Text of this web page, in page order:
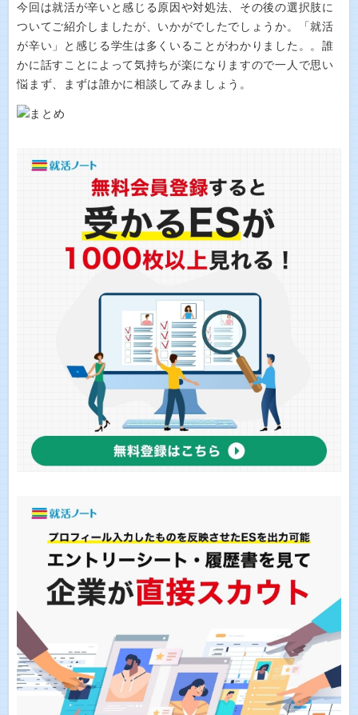
今回は就活が辛いと感じる原因や対処法、その後の選択肢に
ついてご紹介しましたが、いかがでしたでしょうか。「就活
が辛い」と感じる学生は多くいることがわかりました。。誰
かに話すことによって気持ちが楽になりますので一人で思い
悩まず、まずは誰かに相談してみましょう。